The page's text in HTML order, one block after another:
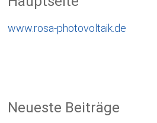
www.rosa-photovoltaik.de
Neueste Beiträge